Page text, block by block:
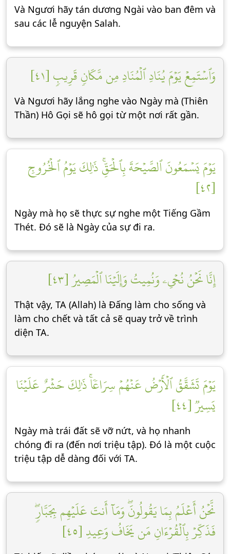
Và Ngươi hãy tán dương Ngài vào ban đêm và
sau các lễ nguyện Salah.
وَٱسۡتَمِعۡ يَوۡمَ يُنَادِ ٱلۡمُنَادِ مِن مَّكَانٖ قَرِيبٖ [٤١]
Và Ngươi hãy lắng nghe vào Ngày mà (Thiên
Thần) Hô Gọi sẽ hô gọi từ một nơi rất gần.
يَوۡمَ يَسۡمَعُونَ ٱلصَّيۡحَةَ بِٱلۡحَقِّۚ ذَٰلِكَ يَوۡمُ ٱلۡخُرُوجِ
[٤٢]
Ngày mà họ sẽ thực sự nghe một Tiếng Gầm
Thét. Đó sẽ là Ngày của sự đi ra.
إِنَّا نَحۡنُ نُحۡيِۦ وَنُمِيتُ وَإِلَيۡنَا ٱلۡمَصِيرُ [٤٣]
Thật vậy, TA (Allah) là Đấng làm cho sống và
làm cho chết và tất cả sẽ quay trở về trình
diện TA.
يَوۡمَ تَشَقَّقُ ٱلۡأَرۡضُ عَنۡهُمۡ سِرَاعٗاۚ ذَٰلِكَ حَشۡرٌ عَلَيۡنَا
يَسِيرٞ [٤٤]
Ngày mà trái đất sẽ vỡ nứt, và họ nhanh
chóng đi ra (đến nơi triệu tập). Đó là một cuộc
triệu tập dễ dàng đối với TA.
نَّحۡنُ أَعۡلَمُ بِمَا يَقُولُونَۖ وَمَآ أَنتَ عَلَيۡهِم بِجَبَّارٖۖ
فَذَكِّرۡ بِٱلۡقُرۡءَانِ مَن يَخَافُ وَعِيدِ [٤٥]